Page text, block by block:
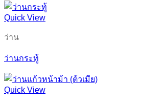
Quick View
ว่าน
ว่านกระทู้
Quick View